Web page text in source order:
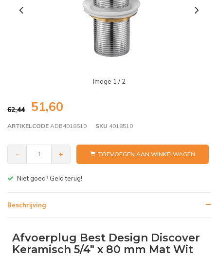
Image 1 / 2
62,44 51,60
ARTIKELCODE ADB4018510 SKU 4018510
- + TOEVOEGEN AAN WINKELWAGEN
Niet goed? Geld terug!
Beschrijving
Afvoerplug Best Design Discover
Keramisch 5/4" x 80 mm Mat Wit